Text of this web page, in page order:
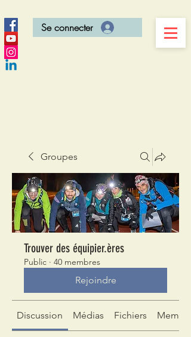
Se connecter
Groupes
Trouver des équipier.ères
Public · 40 membres
Rejoindre
Discussion Médias Fichiers